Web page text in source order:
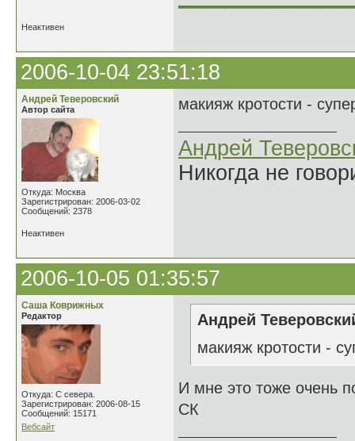
Неактивен
2006-10-04 23:51:18
Андрей Теверовский
Автор сайта
Откуда: Москва
Зарегистрирован: 2006-03-02
Сообщений: 2378
макияж кротости -
Андрей
Никогда не
Неактивен
2006-10-05 01:35:57
Саша Коврижных
Редактор
Откуда: С севера.
Зарегистрирован: 2006-08-15
Сообщений: 15171
Вебсайт
Андрей
макияж кротости -
И мне это тоже очень
СК